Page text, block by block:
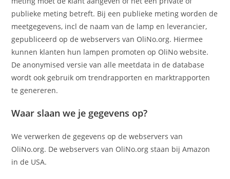
publieke meting betreft. Bij een publieke meting worden de
meetgegevens, incl de naam van de lamp en leverancier,
gepubliceerd op de webservers van OliNo.org. Hiermee
kunnen klanten hun lampen promoten op OliNo website.
De anonymised versie van alle meetdata in de database
wordt ook gebruik om trendrapporten en marktrapporten
te genereren.
Waar slaan we je gegevens op?
We verwerken de gegevens op de webservers van
OliNo.org. De webservers van OliNo.org staan bij Amazon
in de USA.